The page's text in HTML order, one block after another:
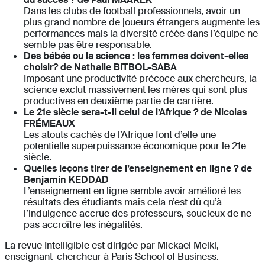
Dans les clubs de football professionnels, avoir un
plus grand nombre de joueurs étrangers augmente les
performances mais la diversité créée dans l’équipe ne
semble pas être responsable.
Des bébés ou la science : les femmes doivent-elles
choisir? de Nathalie BITBOL-SABA
Imposant une productivité précoce aux chercheurs, la
science exclut massivement les mères qui sont plus
productives en deuxième partie de carrière.
Le 21e siècle sera-t-il celui de l’Afrique ? de Nicolas
FRÉMEAUX
Les atouts cachés de l’Afrique font d’elle une
potentielle superpuissance économique pour le 21e
siècle.
Quelles leçons tirer de l’enseignement en ligne ? de
Benjamin KEDDAD
L’enseignement en ligne semble avoir amélioré les
résultats des étudiants mais cela n’est dû qu’à
l’indulgence accrue des professeurs, soucieux de ne
pas accroître les inégalités.
La revue Intelligible est dirigée par Mickael Melki,
enseignant-chercheur à Paris School of Business.